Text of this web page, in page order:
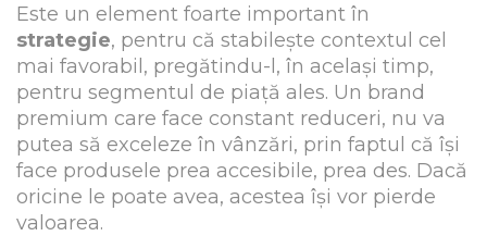
Este un element foarte important în
strategie, pentru că stabilește contextul cel
mai favorabil, pregătindu-l, în același timp,
pentru segmentul de piață ales. Un brand
premium care face constant reduceri, nu va
putea să exceleze în vânzări, prin faptul că își
face produsele prea accesibile, prea des. Dacă
oricine le poate avea, acestea își vor pierde
valoarea.